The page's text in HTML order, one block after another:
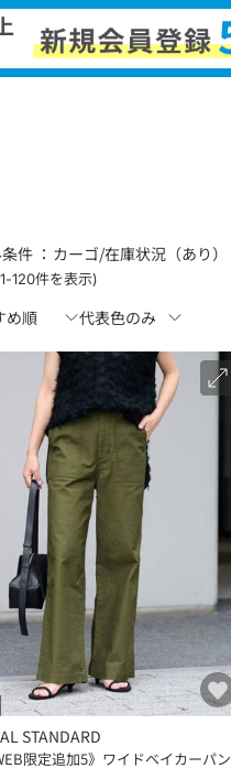
件 ： カーゴ/在庫状況（あり）
120件を表示)
STANDARD
限定追加5》ワイドベイカーパン